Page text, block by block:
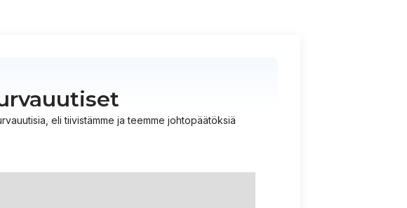
eli tiivistämme ja teemme johtopäätöksiä